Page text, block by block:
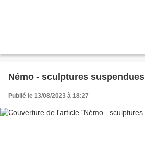
Némo - sculptures suspendues
Publié le 13/08/2023 à 18:27